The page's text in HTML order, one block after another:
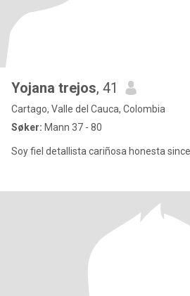
Yojana trejos, 41
Cartago, Valle del Cauca, Colombia
Søker: Mann 37 - 80
Soy fiel detallista cariñosa honesta